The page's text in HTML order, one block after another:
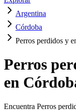
Argentina
Córdoba
Perros perdidos y
Perros
en
Encuentra Perros